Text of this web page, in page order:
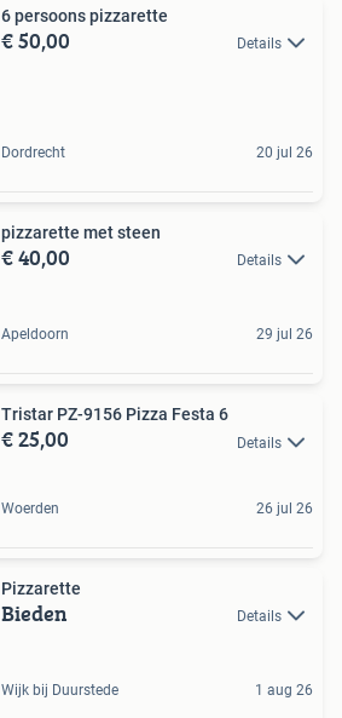
6 persoons pizzarette
€ 50,00 Details
Dordrecht 20 jul 26
pizzarette met steen
€ 40,00 Details
Apeldoorn 29 jul 26
Tristar PZ-9156 Pizza Festa 6
€ 25,00 Details
Woerden 26 jul 26
Pizzarette
Bieden Details
Wijk bij Duurstede 1 aug 26